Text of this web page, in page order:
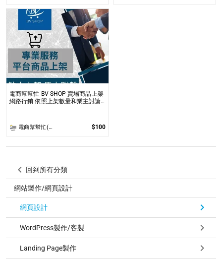
電商幫幫忙 BV SHOP 賣場商品上架
網路行銷 依照上架數量和業主討論
電商幫幫忙(電商平台代營運/電商上架/運營策略/網路行銷) $100
回到所有分類
網站製作/網頁設計
網頁設計
WordPress製作/客製
Landing Page製作